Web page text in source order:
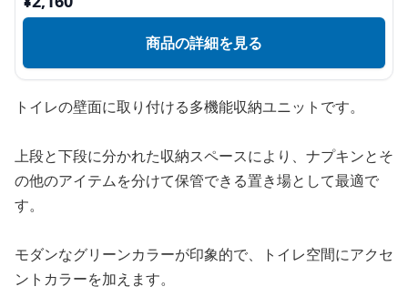
商品の詳細を見る
トイレの壁面に取り付ける多機能収納ユニットです。
上段と下段に分かれた収納スペースにより、ナプキンとそ
の他のアイテムを分けて保管できる置き場として最適で
す。
モダンなグリーンカラーが印象的で、トイレ空間にアクセ
ントカラーを加えます。